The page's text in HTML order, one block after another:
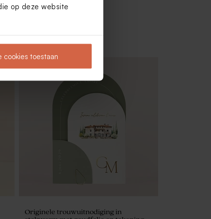
op deze website
cookies toestaan
Gepersonaliseerde zeep met naam |
Originele trouwuitnodiging in